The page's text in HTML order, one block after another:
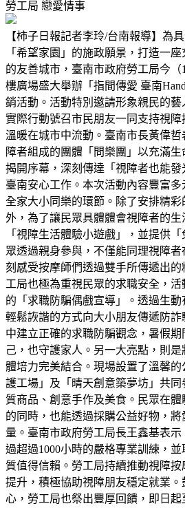
勞工局 戀愛情事
【柿子日報記者李玲/台南報導】為
「希望家園」的施政願景，打造一
的友善城市，臺南市政府勞工局今（
樓廣場盛大舉辦「指間傳愛 臺南
銷活動。活動特別邀請形象親民的
實際行動號召市民朋友一同支持視
溫暖在城市中流動。臺南市長黃偉
障者組成的團體「問樂團」以充滿
揭開序幕，深刻傳達「視障者也能
臺南安心工作。本次活動內容豐富
全家大小同樂的環節。除了安排精
外，為了讓民眾具體體會視障者的
「視障生活體驗小遊戲」，並提供
眾透過親身參與，不僅能同理視障
刻感受按摩師們透過雙手所傳遞出
工局也極為重視民眾的求職安全，
的「求職防騙偶戲宣導」。透過生
輕鬆詼諧的方式向大小朋友傳遞防
中建立正確的求職防騙觀念，暑假
己，也守護家人。另一大亮點，則
體培力完美結合。現場設置了溫馨
護工場」及「晴天創意築夢坊」共
質商品、創意手作及美食。民眾在
的同時，也能透過採購公益好物，
量。臺南市政府勞工局長王鑫基表
過超過1000小時的嚴格專業訓練，
質值得信賴。勞工局持續推動視障
提升，積極協助視障朋友穩定就業
心，勞工局也祭出豐厚回饋，即日